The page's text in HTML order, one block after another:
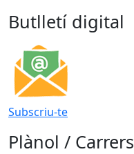
Butlletí digital
Subscriu-te
Plànol / Carrers